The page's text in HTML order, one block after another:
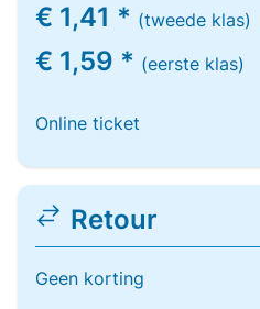
€ 1,41 * (tweede klas)
€ 1,59 * (eerste klas)
Online ticket
Retour
Geen korting